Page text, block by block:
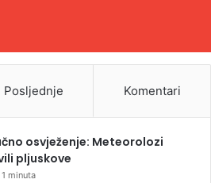
Posljednje Komentari
osvježenje: Meteorolozi
pljuskove
minuta